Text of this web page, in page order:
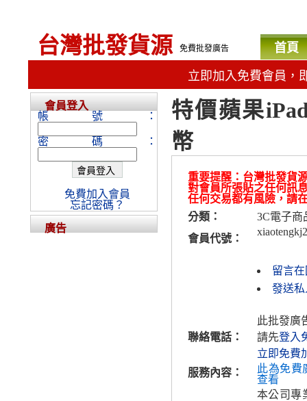
台灣批發貨源 免費批發廣告 首頁
立即加入免費會員，
特價蘋果
幣
重要提醒：台灣批發貨
對會員所張貼之任何訊
任何交易都有風險，請
分類：
3C電子商
會員代號：
留言
發送私
聯絡電話：
此批發廣
請先登入
立即免費
服務內容：
此為免費
查看
本公司專
會員登入
帳號：
密碼：
免費加入會員
忘記密碼？
廣告